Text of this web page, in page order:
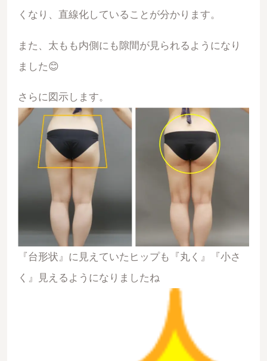
くなり、直線化していることが分かります。
また、太もも内側にも隙間が見られるようになり
ました😊
さらに図示します。
『台形状』に見えていたヒップも『丸く』『小さ
く』見えるようになりましたね